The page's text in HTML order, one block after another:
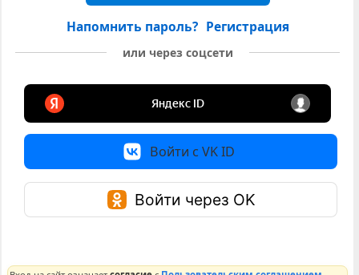
Напомнить пароль? Регистрация
или через соцсети
Войти с VK ID
Войти через OK